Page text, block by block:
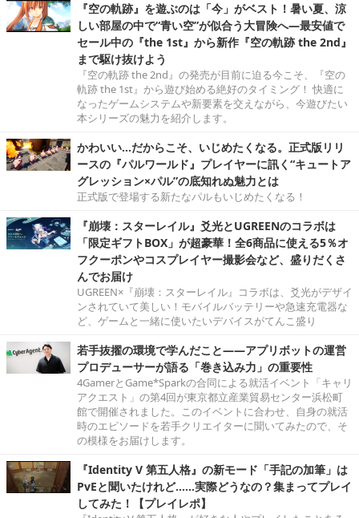
『空の軌跡』を遊ぶのは「今」がベスト！暑い夏、涼
しい部屋の中で“青い空”が似合う大冒険へ―最安値で
セール中の『the 1st』から新作『空の軌跡 the 2nd』
まで駆け抜けよう
『空の軌跡 the 2nd』の発売が目前に迫る今こそ、『空の
軌跡 the 1st』から遊び始める絶好のタイミング！ 快適に
なったゲームシステムや新要素を交えながら、今遊びたい
本シリーズの魅力を紹介します。
かわいい…だからこそ、いじめたくなる。正式版リリ
ースの『パルワールド』プレイヤーに訊く“キュートア
グレッション×パル”の底知れぬ魅力とは
正式版で登場する新たなパルもいじめたくなる！
『崩壊：スターレイル』爻光とUGREENのコラボは
「限定ギフトBOX」が超豪華！全6商品に使える5％オ
フクーポンやコスプレイヤー撮影会など、盛りだくさ
んでお届け
UGREEN×『崩壊：スターレイル』コラボは、爻光がデザイ
ンされていて美しい！モバイルバッテリーや急速充電器な
ど、ゲームと一緒に使いたいデバイスがてんこ盛り
若手抜擢の環境で学んだこと――アプリボットの運営
プロデューサーが語る「巻き込み力」の重要性
4GamerとGame*Sparkの合同による就活イベント「キャリ
アクエスト」の第4回が東京都立産業貿易センター浜松町
館で開催されました。このイベントに合わせ、自身の就活
時のエピソードを若手クリエイターに聞いてみたので、そ
の模様をお届けします。
『Identity V 第五人格』の新モード「手記の加筆」は
PvEと聞いたけれど……実際どうなの？集まってプレイ
してみた！【プレイレポ】